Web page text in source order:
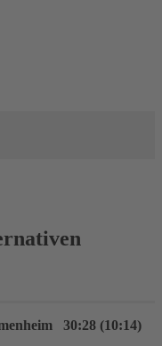
30:28 (10:14)